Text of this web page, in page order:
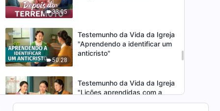
33:05
50:28
Testemunho da Vida da Igreja
"Aprendendo a identificar um
anticristo"
Testemunho da Vida da Igreja
"Lições aprendidas com a
subdivisão de igrejas"